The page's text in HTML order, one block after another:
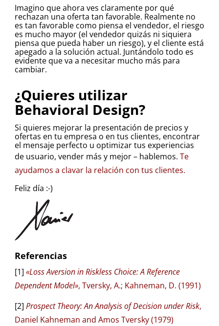
Imagino que ahora ves claramente por qué
rechazan una oferta tan favorable. Realmente no
es tan favorable como piensa el vendedor, el riesgo
es mucho mayor (el vendedor quizás ni siquiera
piensa que pueda haber un riesgo), y el cliente está
apegado a la solución actual. Juntándolo todo es
evidente que va a necesitar mucho más para
cambiar.
¿Quieres utilizar
Behavioral Design?
Si quieres mejorar la presentación de precios y
ofertas en tu empresa o en tus clientes, encontrar
el mensaje perfecto u optimizar tus experiencias
de usuario, vender más y mejor – hablemos. Te
ayudamos a clavar la relación con tus clientes.
Feliz día :-)
Referencias
[1] «Loss Aversion in Riskless Choice: A Reference
Dependent Model», Tversky, A.; Kahneman, D. (1991)
[2] Prospect Theory: An Analysis of Decision under Risk,
Daniel Kahneman and Amos Tversky (1979)